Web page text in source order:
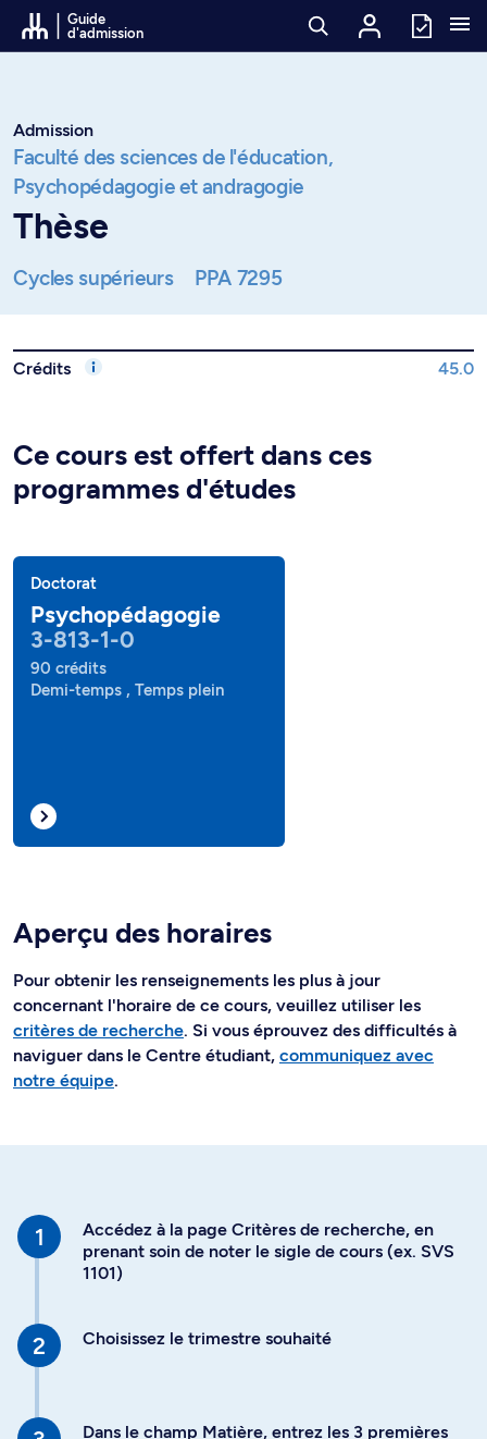
Passer au contenu
Guide
d'admission
Admission
Faculté des sciences de l'éducation,
Psychopédagogie et andragogie
Thèse
Cycles supérieurs PPA 7295
Crédits 45.0
Ce cours est offert dans ces
programmes d'études
Doctorat
Psychopédagogie
3-813-1-0
90 crédits
Demi-temps , Temps plein
Aperçu des horaires
Pour obtenir les renseignements les plus à jour
concernant l'horaire de ce cours, veuillez utiliser les
critères de recherche. Si vous éprouvez des difficultés à
naviguer dans le Centre étudiant, communiquez avec
notre équipe.
Accédez à la page Critères de recherche, en
prenant soin de noter le sigle de cours (ex. SVS
1101)
Choisissez le trimestre souhaité
Dans le champ Matière, entrez les 3 premières